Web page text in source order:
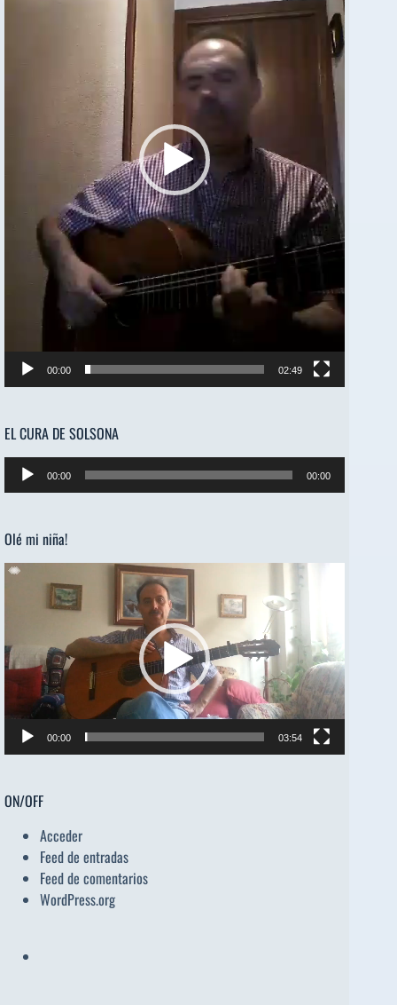
00:00 02:49
EL CURA DE SOLSONA
Reproductor
de
00:00 00:00
Olé mi niña!
Reproductor
00:00 03:54
ON/OFF
Acceder
Feed de entradas
Feed de comentarios
WordPress.org